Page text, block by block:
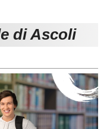
Carica la tua Rosa
di Ascoli